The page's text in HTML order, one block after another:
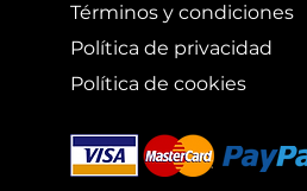
Términos y condiciones
Política de privacidad
Política de cookies